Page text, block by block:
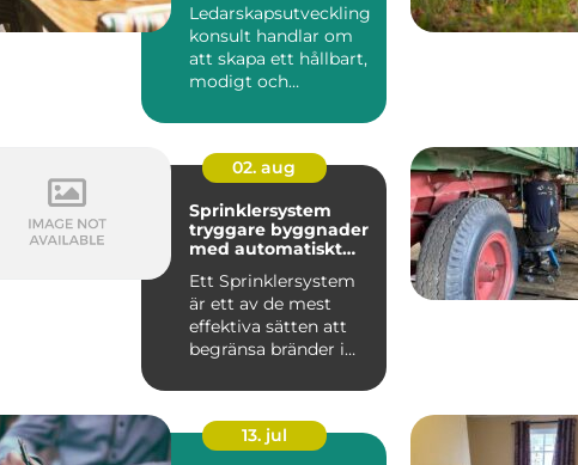
Ledarskapsutveckling
konsult handlar om
att skapa ett hållbart,
modigt och
02. aug
Sprinklersystem
tryggare byggnader
med automatiskt
Ett Sprinklersystem
är ett av de mest
effektiva sätten att
begränsa bränder i
up...
13. jul